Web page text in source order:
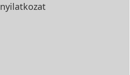
nyilatkozat